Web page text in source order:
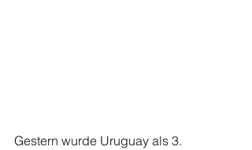
Gestern wurde Uruguay als 3.